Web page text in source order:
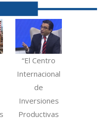
“El Centro
Internacional
de
Inversiones
Productivas